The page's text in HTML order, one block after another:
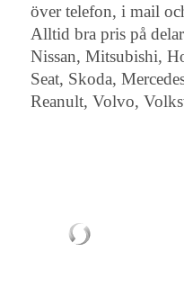
över telefon, i mail
Alltid bra pris på
Nissan, Mitsubishi,
Seat, Skoda,
Reanult, Volvo,